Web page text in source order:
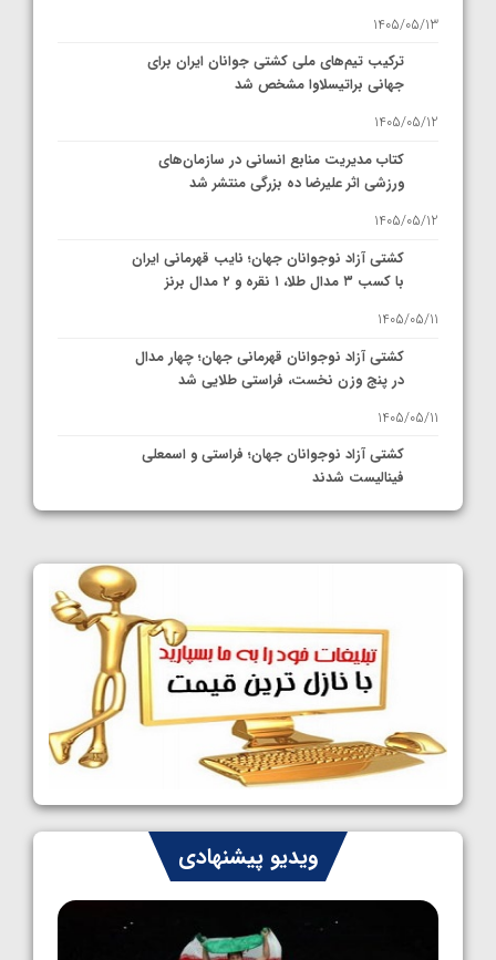
1405/05/13
ترکیب تیم‌های ملی کشتی جوانان ایران برای
جهانی براتیسلاوا مشخص شد
1405/05/12
کتاب مدیریت منابع انسانی در سازمان‌های
ورزشی اثر علیرضا ده بزرگی منتشر شد
1405/05/12
کشتی آزاد نوجوانان جهان؛ نایب قهرمانی ایران
با کسب ۳ مدال طلا، ۱ نقره و ۲ مدال برنز
1405/05/11
کشتی آزاد نوجوانان قهرمانی جهان؛ چهار مدال
در پنج وزن نخست، فراستی طلایی شد
1405/05/11
کشتی آزاد نوجوانان جهان؛ فراستی و اسمعلی
فینالیست شدند
1405/05/09
کشتی فرنگی نوجوانان جهان؛ سکوی تیمی
سوم برای ایران
1405/05/07
ایران چشم به راه چهار مدال در پنج وزن دوم
کشتی فرنگی نوجوانان جهان
1405/05/06
کشتی فرنگی نوجوان جهان؛ رضایی تنها طلایی
پنج وزن نخست
1405/05/06
ویدیو پیشنهادی